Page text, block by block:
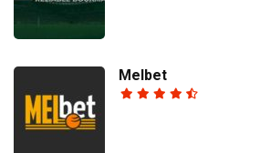
Melbet